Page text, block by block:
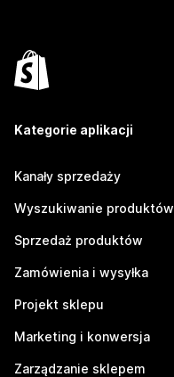
Kategorie aplikacji
Kanały sprzedaży
Wyszukiwanie produktów
Sprzedaż produktów
Zamówienia i wysyłka
Projekt sklepu
Marketing i konwersja
Zarządzanie sklepem